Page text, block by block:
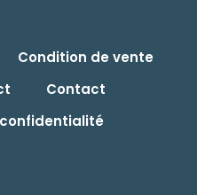
Condition de vente
Contact